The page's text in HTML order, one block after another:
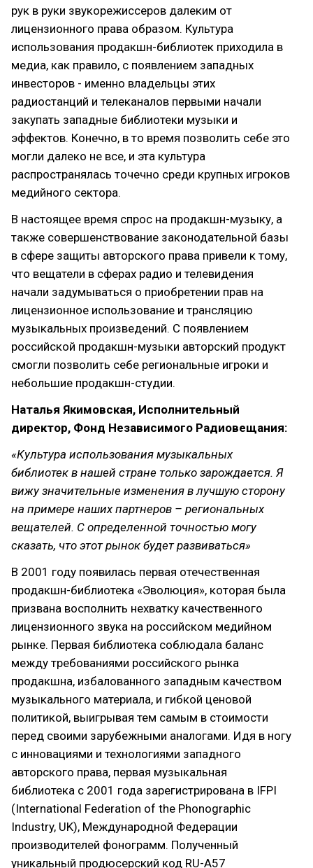
рук в руки звукорежиссеров далеким от
лицензионного права образом. Культура
использования продакшн-библиотек приходила в
медиа, как правило, с появлением западных
инвесторов - именно владельцы этих
радиостанций и телеканалов первыми начали
закупать западные библиотеки музыки и
эффектов. Конечно, в то время позволить себе это
могли далеко не все, и эта культура
распространялась точечно среди крупных игроков
медийного сектора.
В настоящее время спрос на продакшн-музыку, а
также совершенствование законодательной базы
в сфере защиты авторского права привели к тому,
что вещатели в сферах радио и телевидения
начали задумываться о приобретении прав на
лицензионное использование и трансляцию
музыкальных произведений. С появлением
российской продакшн-музыки авторский продукт
смогли позволить себе региональные игроки и
небольшие продакшн-студии.
Наталья Якимовская, Исполнительный
директор, Фонд Независимого Радиовещания:
«Культура использования музыкальных
библиотек в нашей стране только зарождается. Я
вижу значительные изменения в лучшую сторону
на примере наших партнеров – региональных
вещателей. С определенной точностью могу
сказать, что этот рынок будет развиваться»
В 2001 году появилась первая отечественная
продакшн-библиотека «Эволюция», которая была
призвана восполнить нехватку качественного
лицензионного звука на российском медийном
рынке. Первая библиотека соблюдала баланс
между требованиями российского рынка
продакшна, избалованного западным качеством
музыкального материала, и гибкой ценовой
политикой, выигрывая тем самым в стоимости
перед своими зарубежными аналогами. Идя в ногу
с инновациями и технологиями западного
авторского права, первая музыкальная
библиотека с 2001 года зарегистрирована в IFPI
(International Federation of the Phonographic
Industry, UK), Международной Федерации
производителей фонограмм. Полученный
уникальный продюсерский код RU-A57